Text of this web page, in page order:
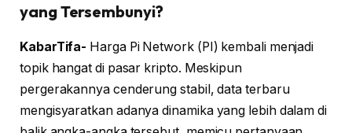
yang Tersembunyi?
KabarTifa- Harga Pi Network (PI) kembali menjadi
topik hangat di pasar kripto. Meskipun
pergerakannya cenderung stabil, data terbaru
mengisyaratkan adanya dinamika yang lebih dalam di